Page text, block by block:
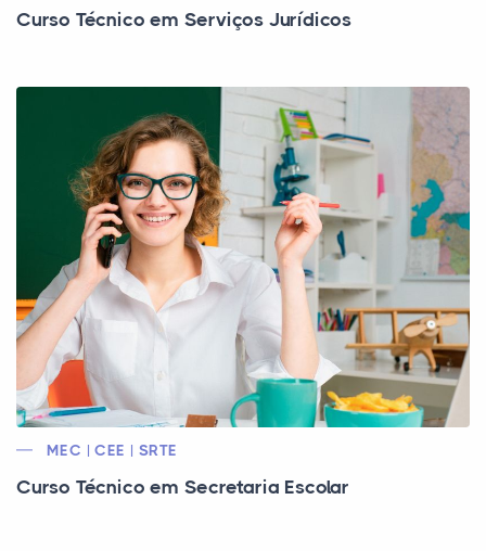
Curso Técnico em Serviços Jurídicos
MEC | CEE | SRTE
Curso Técnico em Secretaria Escolar